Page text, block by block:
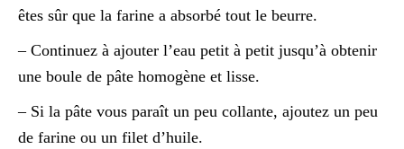
êtes sûr que la farine a absorbé tout le beurre.
– Continuez à ajouter l’eau petit à petit jusqu’à obtenir
une boule de pâte homogène et lisse.
– Si la pâte vous paraît un peu collante, ajoutez un peu
de farine ou un filet d’huile.